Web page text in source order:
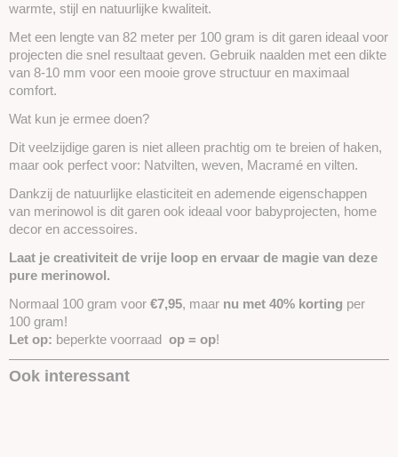
warmte, stijl en natuurlijke kwaliteit.
Met een lengte van 82 meter per 100 gram is dit garen ideaal voor
projecten die snel resultaat geven. Gebruik naalden met een dikte
van 8-10 mm voor een mooie grove structuur en maximaal
comfort.
Wat kun je ermee doen?
Dit veelzijdige garen is niet alleen prachtig om te breien of haken,
maar ook perfect voor: Natvilten, weven, Macramé en vilten.
Dankzij de natuurlijke elasticiteit en ademende eigenschappen
van merinowol is dit garen ook ideaal voor babyprojecten, home
decor en accessoires.
Laat je creativiteit de vrije loop en ervaar de magie van deze
pure merinowol.
Normaal 100 gram voor €7,95, maar nu met 40% korting per
100 gram!
Let op: beperkte voorraad op = op!
Ook interessant